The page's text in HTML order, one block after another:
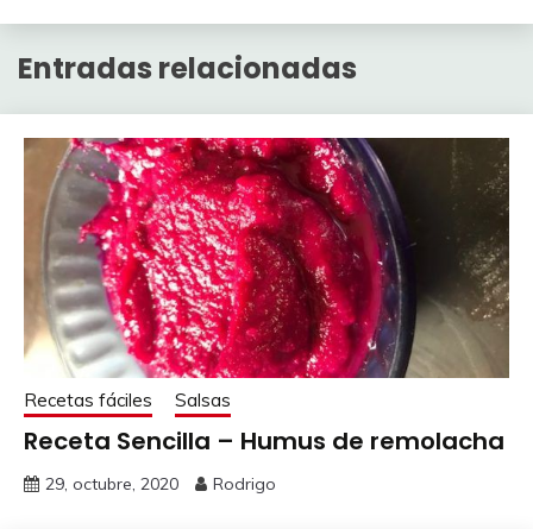
Entradas relacionadas
Recetas fáciles Salsas
Receta Sencilla – Humus de remolacha
29, octubre, 2020 Rodrigo